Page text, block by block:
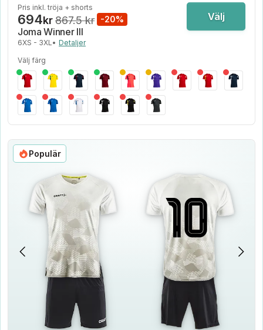
Pris inkl. tröja + shorts
694kr867.5 kr -20%
Joma Winner III
6XS - 3XL• Detaljer
Välj
Välj färg
Populär